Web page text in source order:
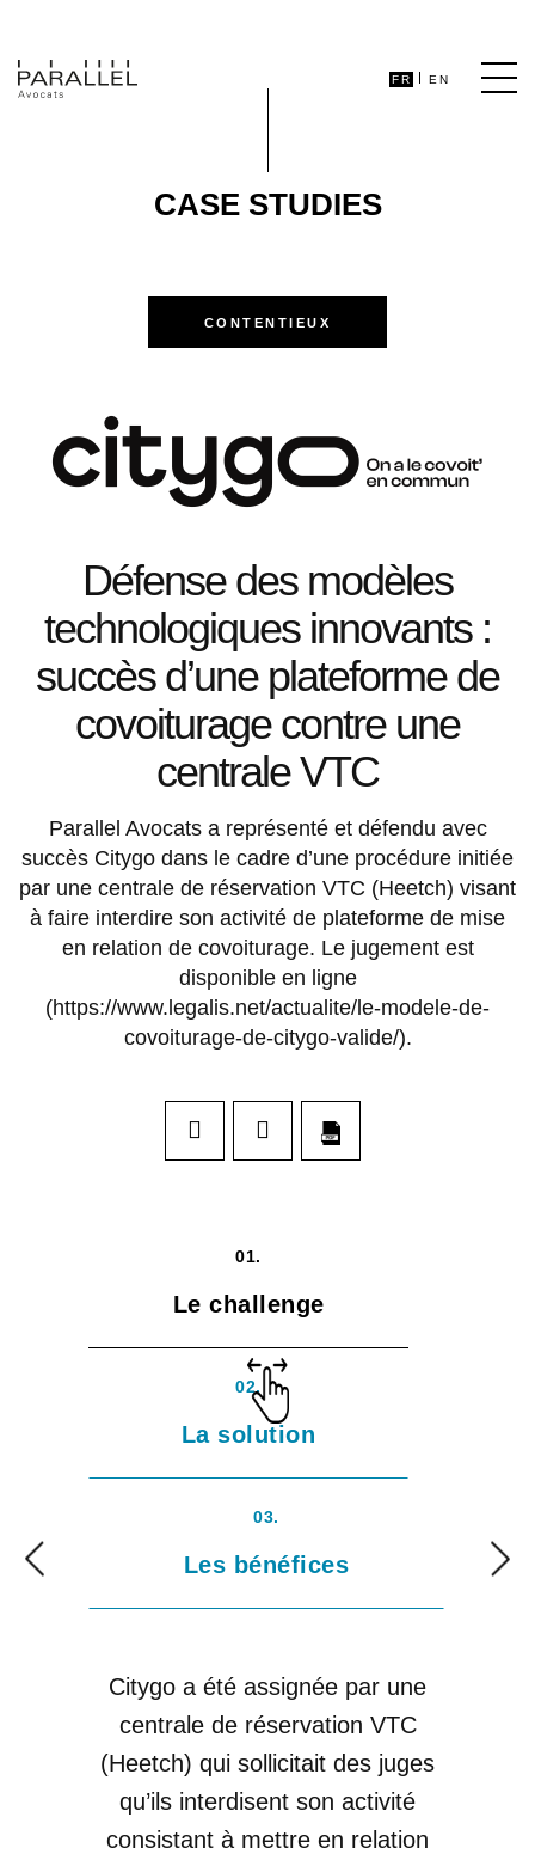
FR EN
CASE STUDIES
CONTENTIEUX
Défense des modèles
technologiques innovants :
succès d’une plateforme de
covoiturage contre une
centrale VTC
Parallel Avocats a représenté et défendu avec
succès Citygo dans le cadre d’une procédure initiée
par une centrale de réservation VTC (Heetch) visant
à faire interdire son activité de plateforme de mise
en relation de covoiturage. Le jugement est
disponible en ligne
(https://www.legalis.net/actualite/le-modele-de-
covoiturage-de-citygo-valide/).
01.
Le challenge
02.
La solution
03.
Les bénéfices
Citygo a été assignée par une
centrale de réservation VTC
(Heetch) qui sollicitait des juges
qu’ils interdisent son activité
consistant à mettre en relation